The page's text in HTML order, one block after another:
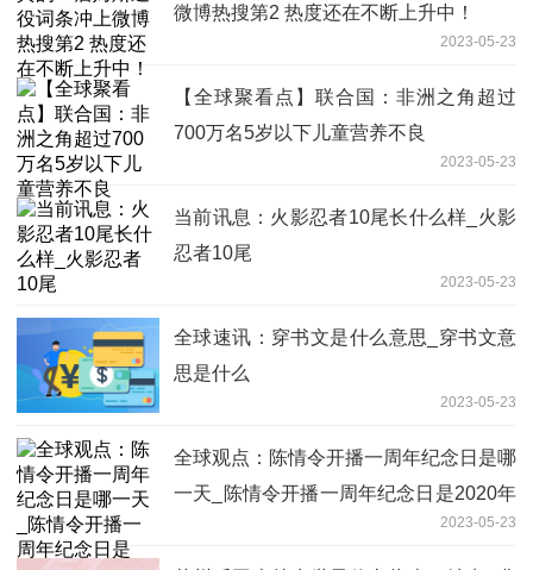
微博热搜第2 热度还在不断上升中！
2023-05-23
【全球聚看点】联合国：非洲之角超过
700万名5岁以下儿童营养不良
2023-05-23
当前讯息：火影忍者10尾长什么样_火影
忍者10尾
2023-05-23
全球速讯：穿书文是什么意思_穿书文意
思是什么
2023-05-23
全球观点：陈情令开播一周年纪念日是哪
一天_陈情令开播一周年纪念日是2020年
2023-05-23